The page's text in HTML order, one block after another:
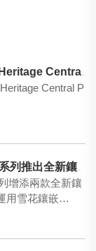
Central P
增添兩款全新鑲
用雪花鑲嵌…